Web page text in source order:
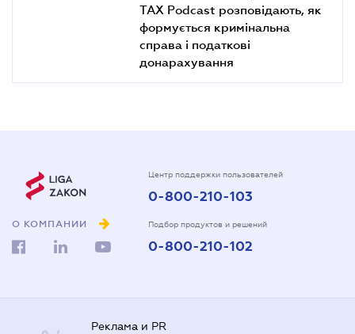
TAX Podcast розповідають, як
формується кримінальна
справа і податкові
донарахування
О КОМПАНИИ
Центр поддержки пользователей
0-800-210-103
Подбор продуктов и решений
0-800-210-102
Реклама и PR